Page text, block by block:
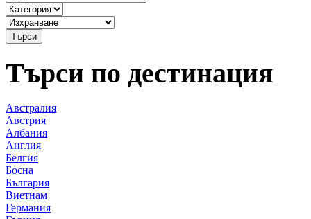
Търси по дестинация
Австралия
Австрия
Албания
Англия
Белгия
Босна
България
Виетнам
Германия